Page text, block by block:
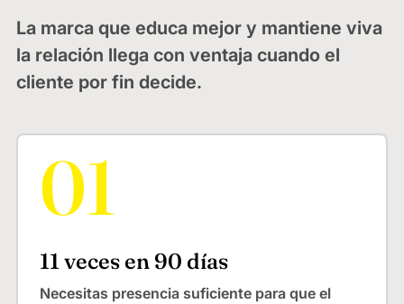
La marca que educa mejor y mantiene viva
la relación llega con ventaja cuando el
cliente por fin decide.
11 veces en 90 días
Necesitas presencia suficiente para que el